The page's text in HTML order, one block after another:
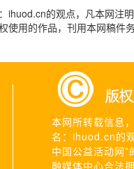
的观点，凡本网注
用的作品，刊用本网稿件务
本网所转载信息
名：ihuod.cn的
中国公益活动网
融媒体中心合法